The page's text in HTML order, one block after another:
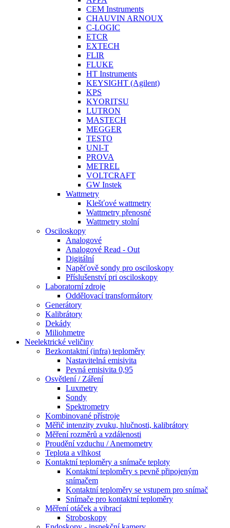
CEM Instruments
CHAUVIN ARNOUX
C-LOGIC
ETCR
EXTECH
FLIR
FLUKE
HT Instruments
KEYSIGHT (Agilent)
KPS
KYORITSU
LUTRON
MASTECH
MEGGER
TESTO
UNI-T
PROVA
METREL
VOLTCRAFT
GW Instek
Wattmetry
Klešťové wattmetry
Wattmetry přenosné
Wattmetry stolní
Osciloskopy
Analogové
Analogové Read - Out
Digitální
Napěťově sondy pro osciloskopy
Příslušenství pri osciloskopy
Laboratorní zdroje
Oddělovací transformátory
Generátory
Kalibrátory
Dekády
Miliohmetre
Neelektrické veličiny
Bezkontaktní (infra) teploměry
Nastavitelná emisivita
Pevná emisivita 0,95
Osvětlení / Záření
Luxmetry
Sondy
Spektrometry
Kombinované přístroje
Měřič intenzity zvuku, hlučnosti, kalibrátory
Měření rozměrů a vzdálenosti
Proudění vzduchu / Anemometry
Teplota a vlhkost
Kontaktní teploměry a snímače teploty
Kontaktní teploměry s pevně připojeným
snímačem
Kontaktní teploměry se vstupem pro snímač
Snímače pro kontaktní teploměry
Měření otáček a vibrací
Stroboskopy